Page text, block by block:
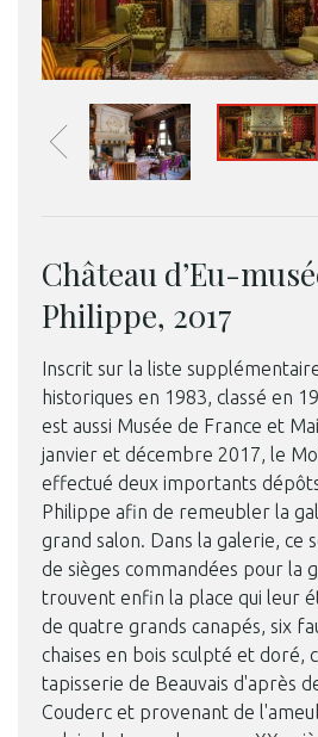
© Château de
Château d’Eu-
Philippe, 2017
Inscrit sur la liste
historiques en 1983, classé en
est aussi Musée de France et
janvier et décembre 2017, le
effectué deux importants
Philippe afin de remeubler la
grand salon. Dans la galerie, ce
de sièges commandées pour la
trouvent enfin la place qui leur
de quatre grands canapés, six
chaises en bois sculpté et doré,
tapisserie de Beauvais d'après
Couderc et provenant de